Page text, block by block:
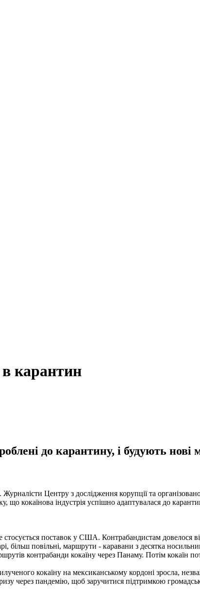
в карантин
до карантину, і будують
Центру з дослідження корупції та
кокаїнова індустрія успішно адаптувалася до
поставок у США. Контрабандистам довелося
більш повільні, маршрути - каравани з десятка
контрабанди кокаїну через Панаму. Потім кокаїн
кокаїну на мексиканському кордоні зросла,
через пандемію, щоб заручитися підтримкою